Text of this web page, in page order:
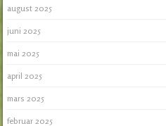
august 2025
juni 2025
mai 2025
april 2025
mars 2025
februar 2025